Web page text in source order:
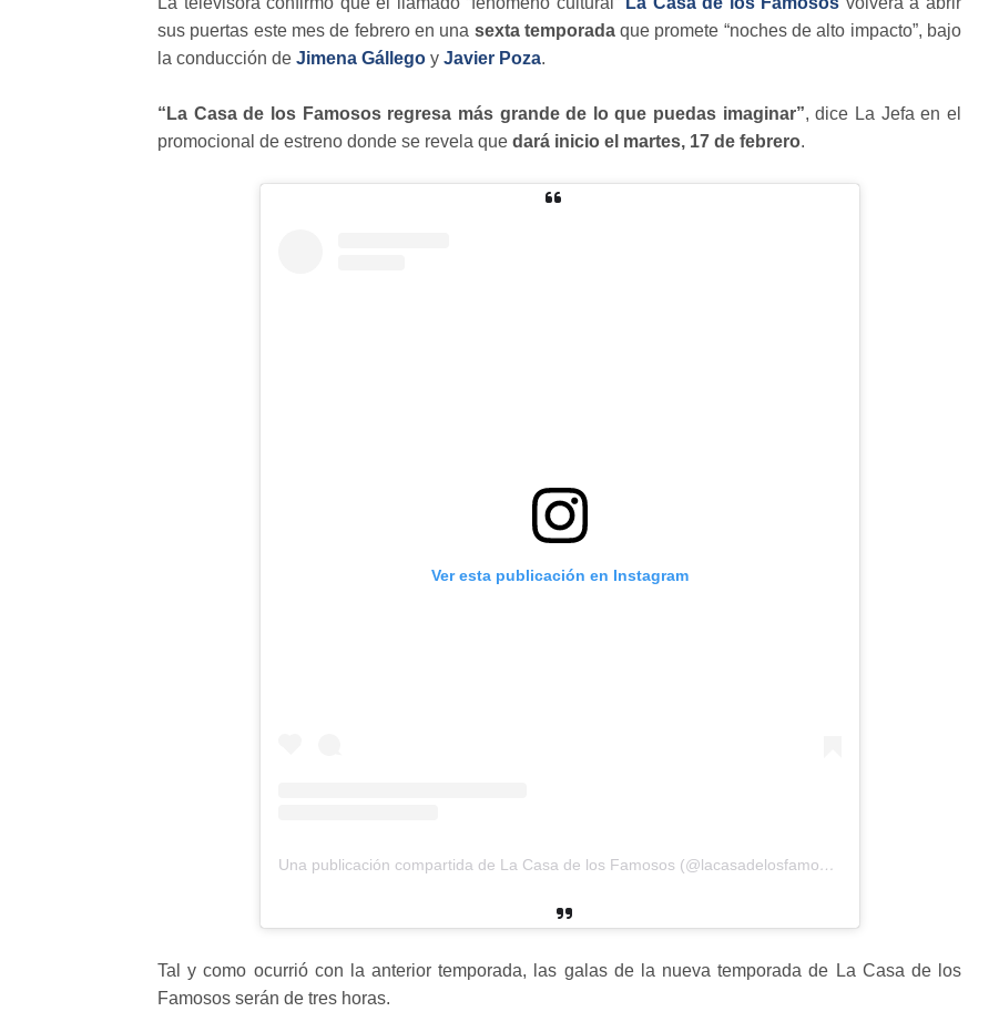
sus puertas este mes de febrero en una sexta temporadaque promete “noches de alto impacto”, bajo
la conducción de Jimena Gállego y Javier Poza.
“La Casa de los Famosos regresa más grande de lo que puedas imaginar”, dice La Jefa en el
promocional de estreno donde se revela que dará inicio el martes, 17 de febrero.
Ver esta publicación en Instagram
Una publicación compartida de La Casa de los Famosos (@lacasadelosfamosostlmd)
Tal y como ocurrió con la anterior temporada, las galas de la nueva temporada de La Casa de los
Famosos serán de tres horas.